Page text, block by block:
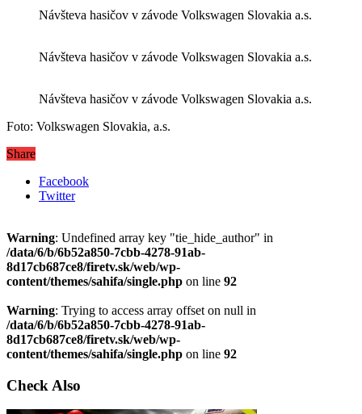
Návšteva hasičov v závode Volkswagen Slovakia a.s.
Návšteva hasičov v závode Volkswagen Slovakia a.s.
Návšteva hasičov v závode Volkswagen Slovakia a.s.
Foto: Volkswagen Slovakia, a.s.
Share
Facebook
Twitter
Warning: Undefined array key "tie_hide_author" in
/data/6/b/6b52a850-7cbb-4278-91ab-
8d17cb687ce8/firetv.sk/web/wp-
content/themes/sahifa/single.php on line 92
Warning: Trying to access array offset on null in
/data/6/b/6b52a850-7cbb-4278-91ab-
8d17cb687ce8/firetv.sk/web/wp-
content/themes/sahifa/single.php on line 92
Check Also